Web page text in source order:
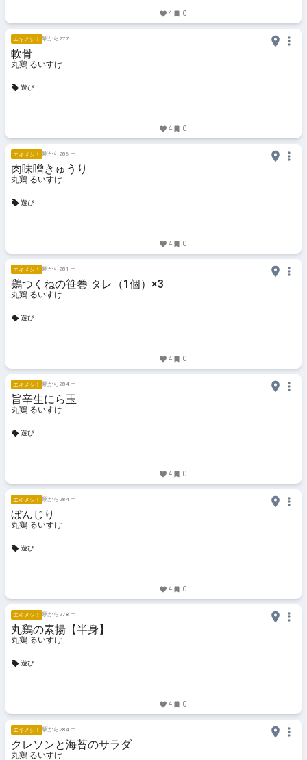
4 0
エキメシ！ 駅から277 m
軟骨
丸鶏 るいすけ
遊び
4 0
エキメシ！ 駅から286 m
肉味噌きゅうり
丸鶏 るいすけ
遊び
4 0
エキメシ！ 駅から281 m
鶏つくねの笹巻 タレ（1個）×3
丸鶏 るいすけ
遊び
4 0
エキメシ！ 駅から284 m
旨辛生にら玉
丸鶏 るいすけ
遊び
4 0
エキメシ！ 駅から284 m
ぼんじり
丸鶏 るいすけ
遊び
4 0
エキメシ！ 駅から278 m
丸鷄の素揚【半身】
丸鶏 るいすけ
遊び
4 0
エキメシ！ 駅から284 m
クレソンと海苔のサラダ
丸鶏 るいすけ